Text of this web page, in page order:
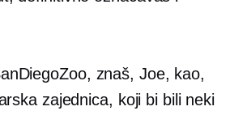
znaš, Joe, kao,
zajednica, koji bi bili neki